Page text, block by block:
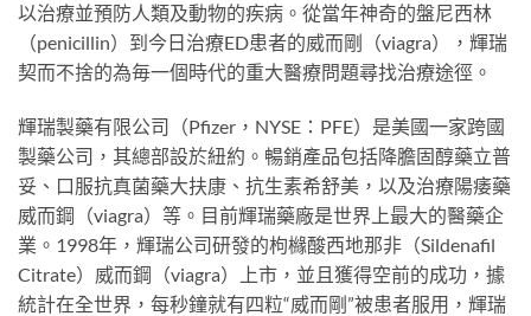
以治療並預防人類及動物的疾病。從當年神奇的盤尼西林
（penicillin）到今日治療ED患者的威而剛（viagra），輝瑞
契而不捨的為毎一個時代的重大醫療問題尋找治療途徑。
輝瑞製藥有限公司（Pfizer，NYSE：PFE）是美國一家跨國
製藥公司，其總部設於紐約。暢銷產品包括降膽固醇藥立普
妥、口服抗真菌藥大扶康、抗生素希舒美，以及治療陽痿藥
威而鋼（viagra）等。目前輝瑞藥廠是世界上最大的醫藥企
業。1998年，輝瑞公司研發的枸櫞酸西地那非（Sildenafil
Citrate）威而鋼（viagra）上市，並且獲得空前的成功，據
統計在全世界，每秒鐘就有四粒“威而剛”被患者服用，輝瑞